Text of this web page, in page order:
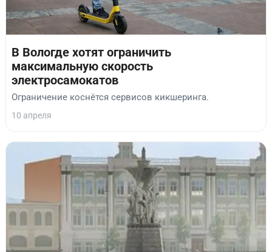
В Вологде хотят ограничить
максимальную скорость
электросамокатов
Ограничение коснётся сервисов кикшеринга.
10 апреля